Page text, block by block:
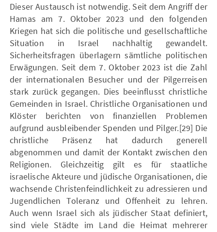
Dieser Austausch ist notwendig. Seit dem Angriff der
Hamas am 7. Oktober 2023 und den folgenden
Kriegen hat sich die politische und gesellschaftliche
Situation in Israel nachhaltig gewandelt.
Sicherheitsfragen überlagern sämtliche politischen
Erwägungen. Seit dem 7. Oktober 2023 ist die Zahl
der internationalen Besucher und der Pilgerreisen
stark zurück gegangen. Dies beeinflusst christliche
Gemeinden in Israel. Christliche Organisationen und
Klöster berichten von finanziellen Problemen
aufgrund ausbleibender Spenden und Pilger.[29] Die
christliche Präsenz hat dadurch generell
abgenommen und damit der Kontakt zwischen den
Religionen. Gleichzeitig gilt es für staatliche
israelische Akteure und jüdische Organisationen, die
wachsende Christenfeindlichkeit zu adressieren und
Jugendlichen Toleranz und Offenheit zu lehren.
Auch wenn Israel sich als jüdischer Staat definiert,
sind viele Städte im Land die Heimat mehrerer